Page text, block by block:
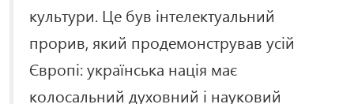
культури. Це був інтелектуальний
прорив, який продемонстрував усій
Європі: українська нація має
колосальний духовний і науковий